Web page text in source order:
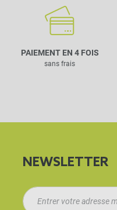
PAIEMENT EN 4 FOIS
sans frais
NEWSLETTER